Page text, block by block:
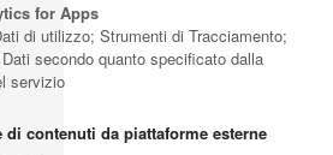
for Apps
di utilizzo; Strumenti di Tracciamento;
secondo quanto specificato dalla
servizio
contenuti da piattaforme esterne